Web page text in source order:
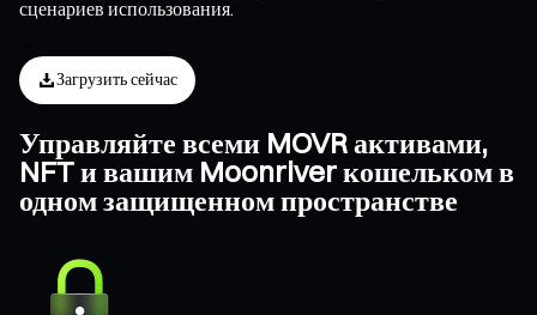
сценариев использования.
Загрузить сейчас
Управляйте всеми MOVR активами,
NFT и вашим Moonriver кошельком в
одном защищенном пространстве